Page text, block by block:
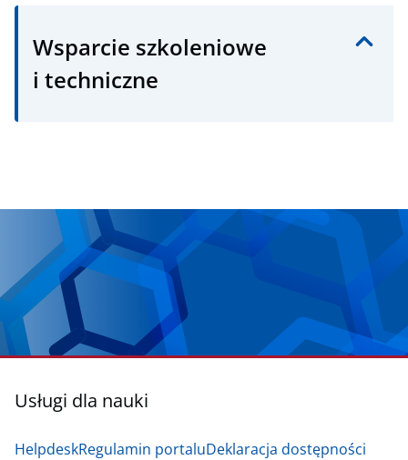
Wsparcie szkoleniowe
i techniczne
Usługi dla nauki
HelpdeskRegulamin portaluDeklaracja dostępności